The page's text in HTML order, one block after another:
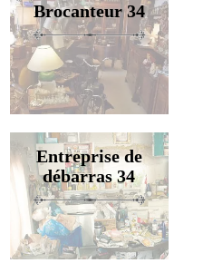
Brocanteur 34
Entreprise de
débarras 34